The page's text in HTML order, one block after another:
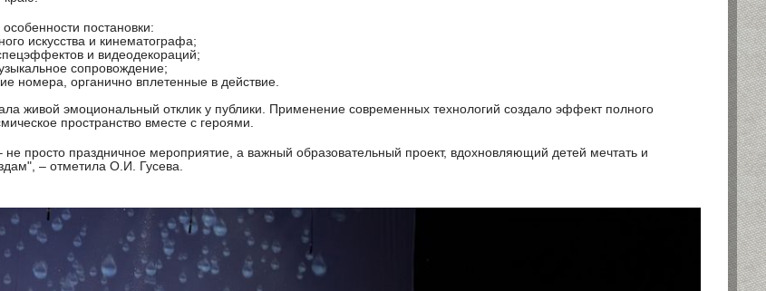
постановки:
искусства и кинематографа;
и видеодекораций;
сопровождение;
номера, органично вплетенные в действие.
живой эмоциональный отклик у публики. Применение современных технологий создало эффект полного
пространство вместе с героями.
не просто праздничное мероприятие, а важный образовательный проект, вдохновляющий детей мечтать и
– отметила О.И. Гусева.